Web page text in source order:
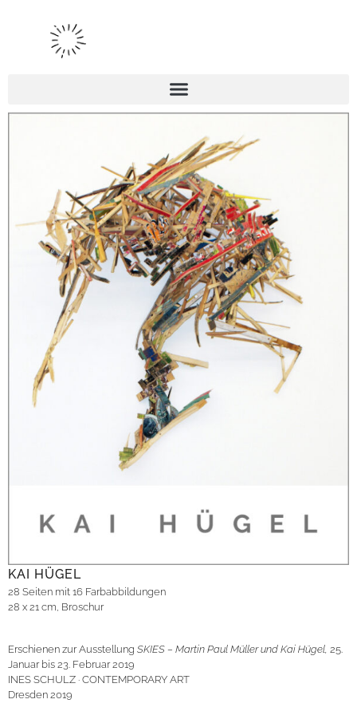
KAI HÜGEL
28 Seiten mit 16 Farbabbildungen
28 x 21 cm, Broschur
Erschienen zur Ausstellung SKIES – Martin Paul Müller und Kai Hügel, 25.
Januar bis 23. Februar 2019
INES SCHULZ · CONTEMPORARY ART
Dresden 2019